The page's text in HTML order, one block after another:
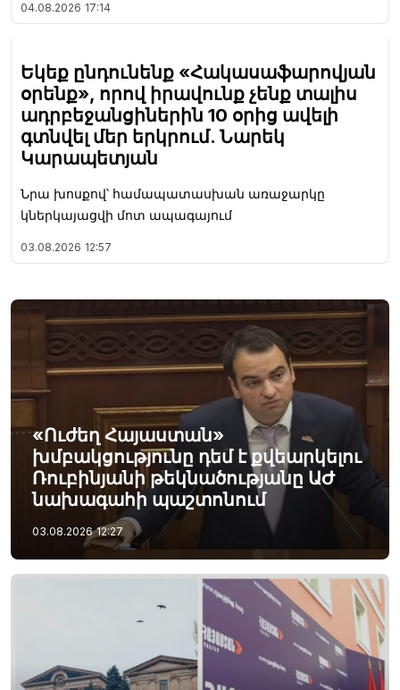
04.08.2026 17:14
Եկեք ընդունենք «Հակասաֆարովյան
օրենք», որով իրավունք չենք տալիս
ադրբեջանցիներին 10 օրից ավելի
գտնվել մեր երկրում. Նարեկ
Կարապետյան
Նրա խոսքով՝ համապատասխան առաջարկը
կներկայացվի մոտ ապագայում
03.08.2026 12:57
«Ուժեղ Հայաստան»
խմբակցությունը դեմ է քվեարկելու
Ռուբինյանի թեկնածությանը ԱԺ
նախագահի պաշտոնում
03.08.2026 12:27